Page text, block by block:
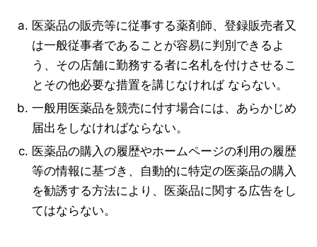
医薬品の販売等に従事する薬剤師、登録販売者又
は一般従事者であることが容易に判別できるよ
う、その店舗に勤務する者に名札を付けさせるこ
とその他必要な措置を講じなければ ならない。
一般用医薬品を競売に付す場合には、あらかじめ
届出をしなければならない。
医薬品の購入の履歴やホームページの利用の履歴
等の情報に基づき、自動的に特定の医薬品の購入
を勧誘する方法により、医薬品に関する広告をし
てはならない。